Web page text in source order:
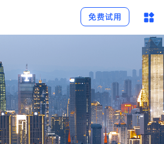
免费试用